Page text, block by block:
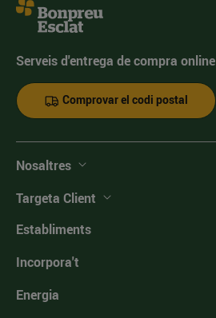
Serveis d'entrega de compra online
Comprovar el codi postal
Nosaltres
Targeta Client
Establiments
Incorpora't
Energia